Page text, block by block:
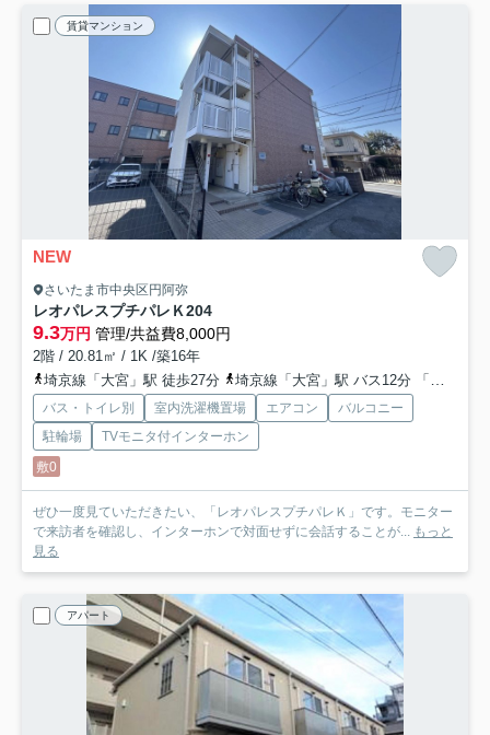
賃貸マンション
NEW
さいたま市中央区円阿弥
レオパレスプチパレＫ204
9.3万円 管理/共益費8,000円
2階 / 20.81㎡ / 1K /築16年
埼京線「大宮」駅 徒歩27分
埼京線「大宮」駅 バス12分 「三橋二丁目南」 停歩5分
バス・トイレ別 室内洗濯機置場 エアコン
バルコニー
駐輪場
TVモニタ付インターホン
敷0
ぜひ一度見ていただきたい、「レオパレスプチパレＫ」です。モニター
で来訪者を確認し、インターホンで対面せずに会話することが... もっと
見る
アパート